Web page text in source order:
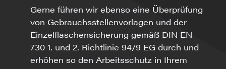
Gerne führen wir ebenso eine Überprüfung
von Gebrauchsstellenvorlagen und der
Einzelflaschensicherung gemäß DIN EN
730 1. und 2. Richtlinie 94/9 EG durch und
erhöhen so den Arbeitsschutz in Ihrem